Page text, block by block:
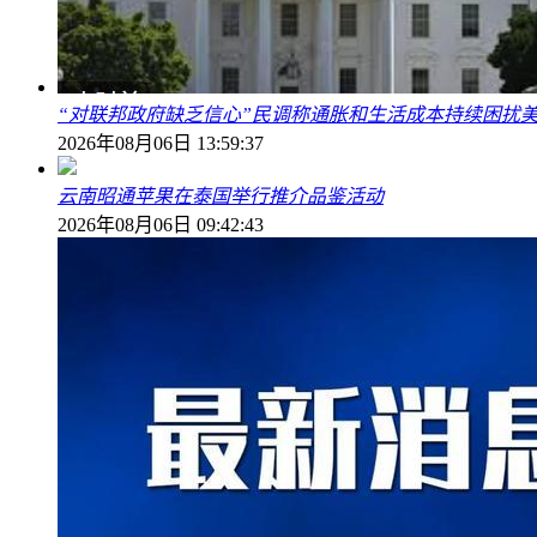
“对联邦政府缺乏信心”民调称通胀和生活成本持续困扰
2026年08月06日 13:59:37
云南昭通苹果在泰国举行推介品鉴活动
2026年08月06日 09:42:43